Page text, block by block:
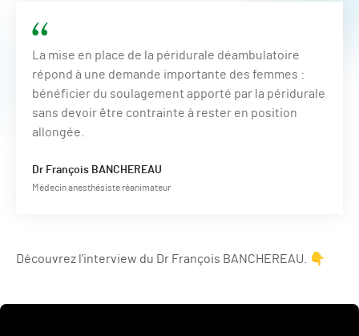
La mise en place de la péridurale déambulatoire
répond à une demande importante des femmes :
bénéficier du soulagement apporté par la péridurale
sans devoir être contrainte à rester en position
allongée.
Dr François BANCHEREAU
Médecin anesthésiste réanimateur
Découvrez l'interview du Dr François BANCHEREAU. 👇​